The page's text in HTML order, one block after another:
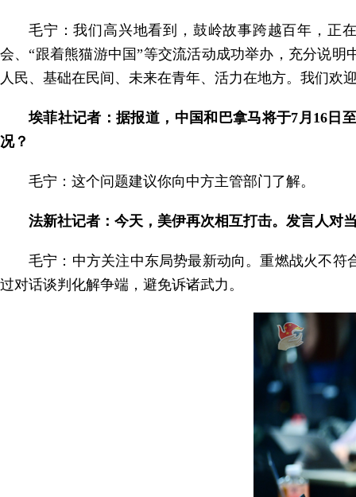
毛宁：我们高兴地看到，鼓岭故事跨越百年，正
会、“跟着熊猫游中国”等交流活动成功举办，充分说
人民、基础在民间、未来在青年、活力在地方。我们欢
埃菲社记者：据报道，中国和巴拿马将于7月16日
况？
毛宁：这个问题建议你向中方主管部门了解。
法新社记者：今天，美伊再次相互打击。发言人对
毛宁：中方关注中东局势最新动向。重燃战火不
过对话谈判化解争端，避免诉诸武力。